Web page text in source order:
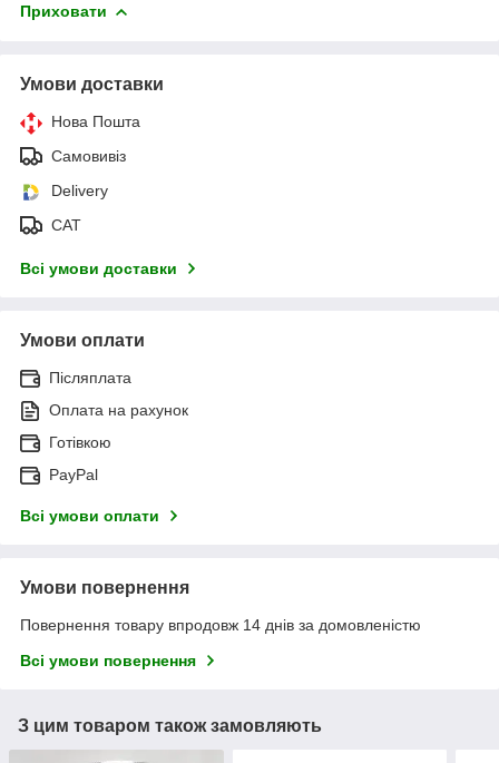
Приховати
Умови доставки
Нова Пошта
Самовивіз
Delivery
САТ
Всі умови доставки
Умови оплати
Післяплата
Оплата на рахунок
Готівкою
PayPal
Всі умови оплати
Умови повернення
Повернення товару впродовж 14 днів за домовленістю
Всі умови повернення
З цим товаром також замовляють